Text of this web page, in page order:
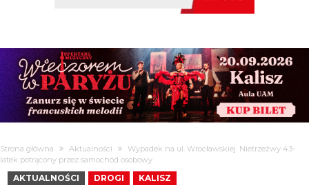
Strona główna Aktualności
Wypadek na ul. Wrocławskiej. Nietrzeźwy 43-
latek potrącony przez samochód osobowy
AKTUALNOŚCI DROGI KALISZ